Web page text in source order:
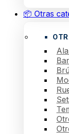
📦 Otras